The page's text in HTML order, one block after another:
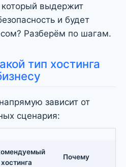
который выдержит
и будет
Разберём по шагам.
тип хостинга
зависит от
сценария:
Почему